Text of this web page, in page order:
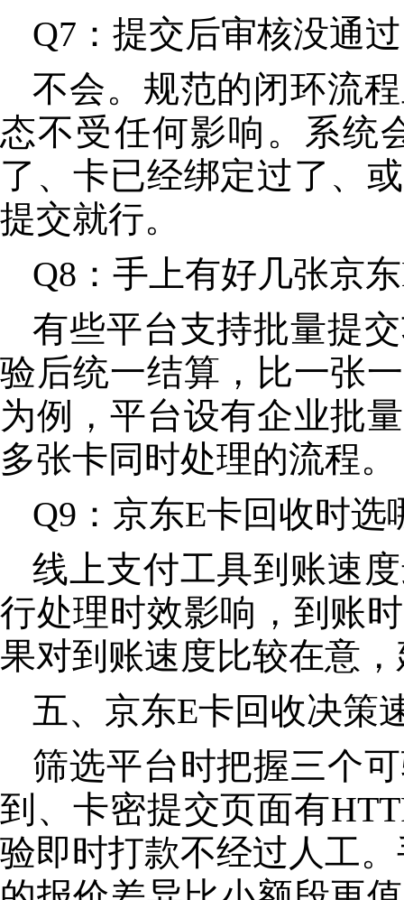
Q7：提交后审核没通
不会。规范的闭环流
态不受任何影响。系统
了、卡已经绑定过了、
提交就行。
Q8：手上有好几张京
有些平台支持批量提
验后统一结算，比一张
为例，平台设有企业批
多张卡同时处理的流程。
Q9：京东E卡回收时
线上支付工具到账速
行处理时效影响，到账
果对到账速度比较在意
五、京东E卡回收决策
筛选平台时把握三个
到、卡密提交页面有
验即时打款不经过人工